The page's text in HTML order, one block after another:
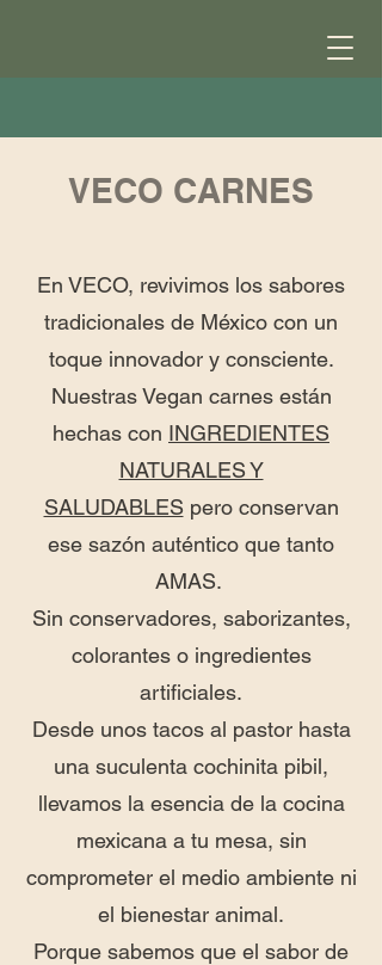
VECO CARNES
En VECO, revivimos los sabores
tradicionales de México con un
toque innovador y consciente.
Nuestras Vegan carnes están
hechas con INGREDIENTES
NATURALES Y
SALUDABLES pero conservan
ese sazón auténtico que tanto
AMAS.
Sin conservadores, saborizantes,
colorantes o ingredientes
artificiales.
Desde unos tacos al pastor hasta
una suculenta cochinita pibil,
llevamos la esencia de la cocina
mexicana a tu mesa, sin
comprometer el medio ambiente ni
el bienestar animal.
Porque sabemos que el sabor de